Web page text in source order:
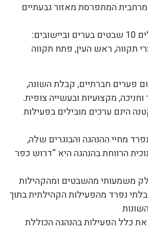
מרחבית המתפרסת מאזור גבעתיים
במרחב ההנהגה פועלים 10 שבטים בערים וביישובים:
תקווה, ראש העין, פתח תקווה
פערים חברתיים, קבלת השונה,
מקצועיות ובעשייה צופית.
הינם ערכים מובילים בפעילות
מחיי ההנהגה והבוגרים שלה,
הרווחת בהנהגה היא “דרוש כפר
משמעותי מהשבטים ומהקהילות
נפרד מהפעילות הקהילתית בתוך
את כלל הפעילות בהנהגה הכוללת